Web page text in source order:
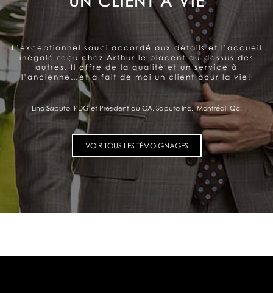
DU CLIENT
Arthur offre un service très personnalisé et
professionnel. Belle gamme de produits. Le souci de la
satisfaction du client se ressent et me donne
Pierre Fitzgibbon, Ministre de l'Économie et de l'Innovation, Québec, Qc.
VOIR TOUS LES TÉMOIGNAGES